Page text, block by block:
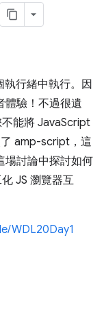
行緒中執行。因
體驗！不過很遺
能將 JavaScript
amp-script，這
場討論中探討如何
JS 瀏覽器互
WDL20Day1